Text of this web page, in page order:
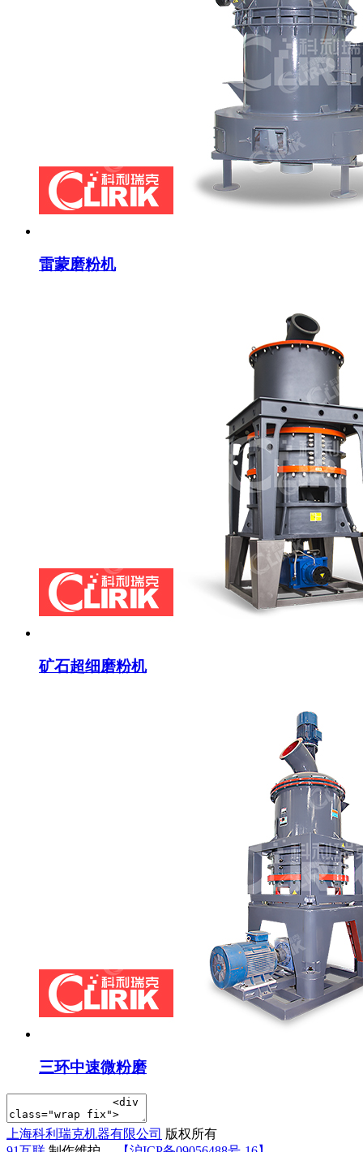
雷蒙磨粉机
矿石超细磨粉机
三环中速微粉磨
上海科利瑞克机器有限公司 版权所有